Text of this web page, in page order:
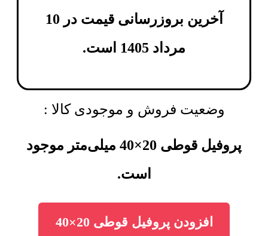
آخرین بروزرسانی قیمت در 10
مرداد 1405 است.
وضعیت فروش و موجودی کالا :
پروفیل قوطی 20×40 میلی‌متر موجود
است.
افزودن پروفیل قوطی 20×40